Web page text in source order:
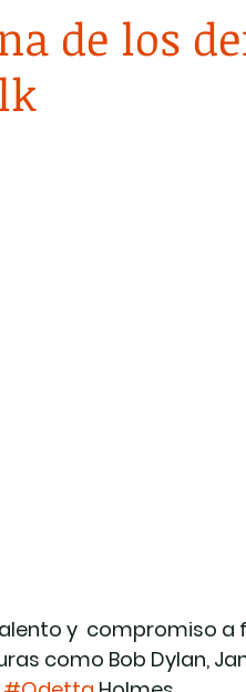
de los
y  compromiso a
como Bob Dylan,